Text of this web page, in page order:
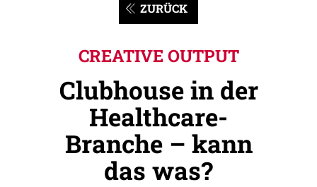
ZURÜCK
CREATIVE OUTPUT
Clubhouse in der
Healthcare-
Branche – kann
das was?